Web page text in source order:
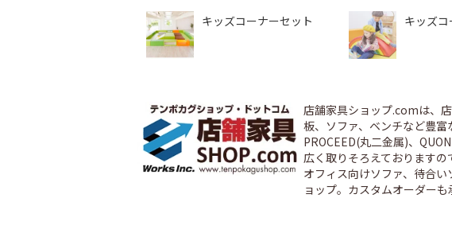
キッズコーナーセット キッズ
店舗家具ショップ.comは、
板、ソファ、ベンチなど豊富
PROCEED(丸二金属)、
広く取りそろえておりますの
オフィス向けソファ、待合
ョップ。カスタムオーダーも